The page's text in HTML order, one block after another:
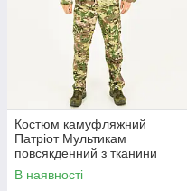
Костюм камуфляжний
Патріот Мультикам
повсякденний з тканини
ріпстоп, комір стійка,
46,48,50,52,54,56,58 р-р
В наявності